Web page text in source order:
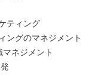
ティング
ングのマネジメント
マネジメント